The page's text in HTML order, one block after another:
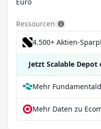
Ressourcen
4.500+ Aktien-
Jetzt Scalable
Mehr Daten zu